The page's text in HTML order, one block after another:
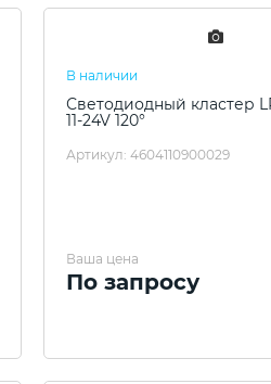
В наличии
Светодиодный кластер
11-24V 120°
Артикул: 4604110900029
Ваша цена
По запросу